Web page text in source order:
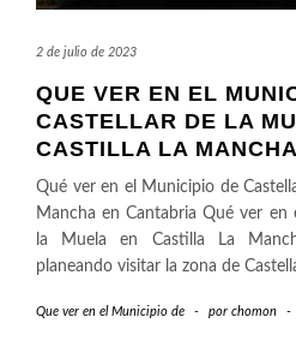
2 de julio de 2023
QUE VER EN EL
CASTELLAR DE LA
CASTILLA LA MANCHA
Qué ver en el Municipio de
Mancha en Cantabria Qué ver en
la Muela en Castilla La
planeando visitar la zona de
Que ver en el Municipio de - por chomon -